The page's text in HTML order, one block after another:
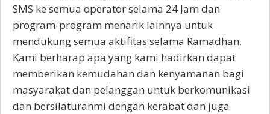
SMS ke semua operator selama 24 Jam dan
program-program menarik lainnya untuk
mendukung semua aktifitas selama Ramadhan.
Kami berharap apa yang kami hadirkan dapat
memberikan kemudahan dan kenyamanan bagi
masyarakat dan pelanggan untuk berkomunikasi
dan bersilaturahmi dengan kerabat dan juga